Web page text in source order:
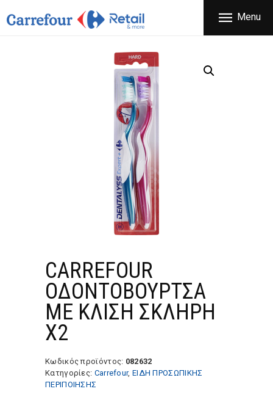
Menu
CARREFOUR
ΕΤΑΙΡΕΙΑ
ΠΡΟΪΟΝΤΑ
ΚΑΤΑΣΤΗΜΑΤΑ
ΠΡΟΣΦΟΡΕΣ
FRANCHISE
ΕΠΙΚΟΙΝΩΝΙΑ
CARREFOUR
ΟΔΟΝΤΟΒΟΥΡΤΣΑ
ΜΕ ΚΛΙΣΗ ΣΚΛΗΡΗ
Χ2
Κωδικός προϊόντος: 082632
Κατηγορίες: Carrefour, ΕΙΔΗ ΠΡΟΣΩΠΙΚΗΣ
ΠΕΡΙΠΟΙΗΣΗΣ